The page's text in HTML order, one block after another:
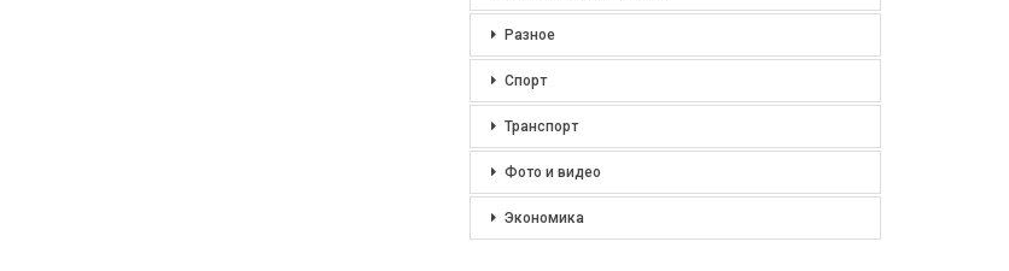
Разное
Спорт
Транспорт
Фото и видео
Экономика